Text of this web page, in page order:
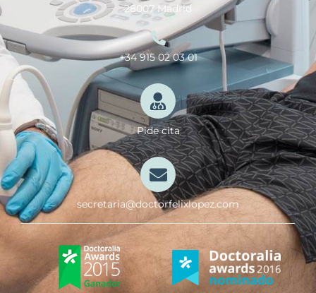
28007 Madrid
+34 915 02 03 01
Pide cita
secretaria@doctorfelixlopez.com